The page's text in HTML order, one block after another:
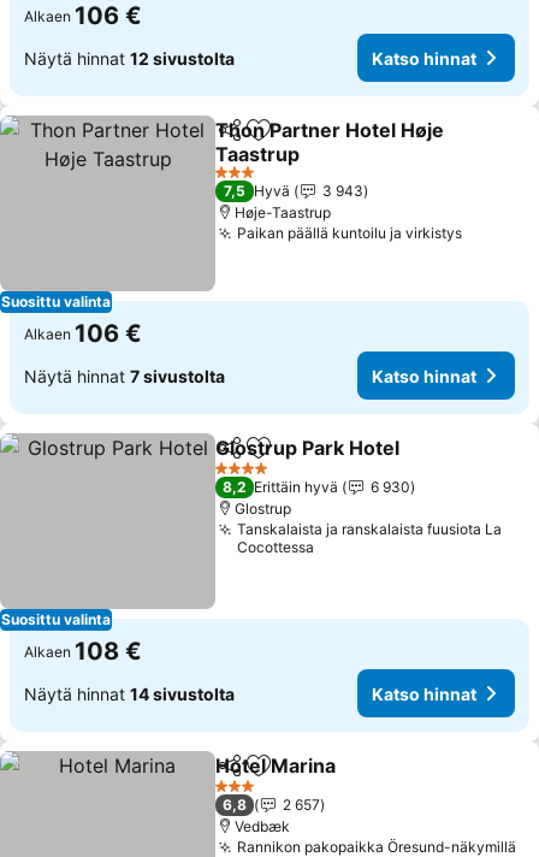
Alkaen 106 €
Näytä hinnat 12 sivustolta Katso hinnat
Suosittu valinta
Jaa Lisää suosikkeihin
Thon Partner Hotel Høje
Taastrup
3 Tähtiluokitus
7,5 Hyvä
3 943
Høje-Taastrup
Paikan päällä kuntoilu ja virkistys
Alkaen 106 €
Näytä hinnat 7 sivustolta Katso hinnat
Suosittu valinta
Jaa Lisää suosikkeihin
Glostrup Park Hotel
4 Tähtiluokitus
8,2 Erittäin hyvä
6 930
Glostrup
Tanskalaista ja ranskalaista fuusiota La
Cocottessa
Alkaen 108 €
Näytä hinnat 14 sivustolta Katso hinnat
Jaa Lisää suosikkeihin
Hotel Marina
3 Tähtiluokitus
6,8
2 657
Vedbæk
Rannikon pakopaikka Öresund-näkymillä